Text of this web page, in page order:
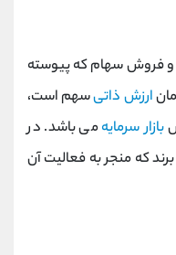
و فروش سهام که پیوسته
ارزش ذاتیسهم است،
بازار سرمایهمی باشد. در
که منجر به فعالیت آن